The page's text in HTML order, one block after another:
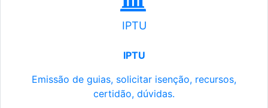
IPTU
IPTU
Emissão de guias, solicitar isenção, recursos,
certidão, dúvidas.